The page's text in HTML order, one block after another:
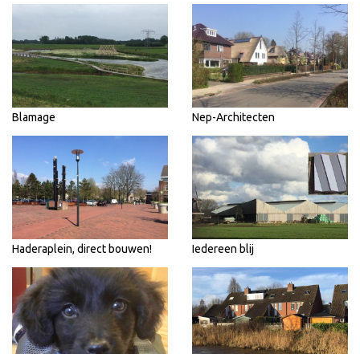
Blamage Nep-Architecten
Haderaplein, direct bouwen! Iedereen blij